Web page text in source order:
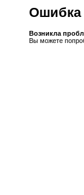
Ошибка
Возникла
Вы можете